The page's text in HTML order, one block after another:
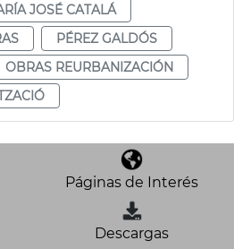
JOSÉ CATALÁ
PÉREZ GALDÓS
OBRAS REURBANIZACIÓN
Páginas de Interés
Descargas